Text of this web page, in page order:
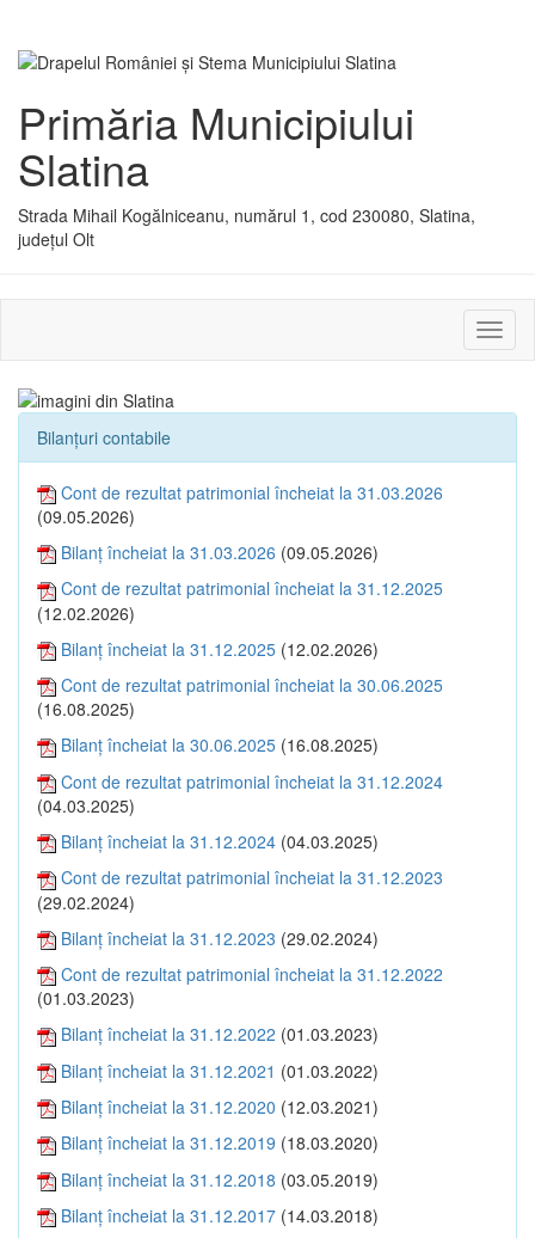
Primăria Municipiului
Slatina
Strada Mihail Kogălniceanu, numărul 1, cod 230080, Slatina,
județul Olt
sau
Bilanțuri contabile
Cont de rezultat patrimonial încheiat la 31.03.2026
(09.05.2026)
Bilanţ încheiat la 31.03.2026 (09.05.2026)
Cont de rezultat patrimonial încheiat la 31.12.2025
(12.02.2026)
Bilanţ încheiat la 31.12.2025 (12.02.2026)
Cont de rezultat patrimonial încheiat la 30.06.2025
(16.08.2025)
Bilanţ încheiat la 30.06.2025 (16.08.2025)
Cont de rezultat patrimonial încheiat la 31.12.2024
(04.03.2025)
Bilanţ încheiat la 31.12.2024 (04.03.2025)
Cont de rezultat patrimonial încheiat la 31.12.2023
(29.02.2024)
Bilanţ încheiat la 31.12.2023 (29.02.2024)
Cont de rezultat patrimonial încheiat la 31.12.2022
(01.03.2023)
Bilanţ încheiat la 31.12.2022 (01.03.2023)
Bilanţ încheiat la 31.12.2021 (01.03.2022)
Bilanţ încheiat la 31.12.2020 (12.03.2021)
Bilanţ încheiat la 31.12.2019 (18.03.2020)
Bilanţ încheiat la 31.12.2018 (03.05.2019)
Bilanţ încheiat la 31.12.2017 (14.03.2018)